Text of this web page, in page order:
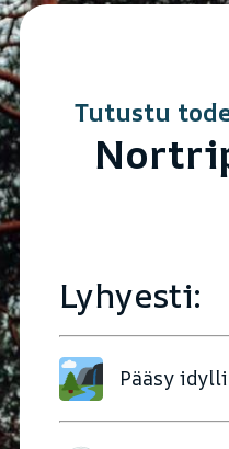
Tutustu
Lyhyesti:
Pääsy